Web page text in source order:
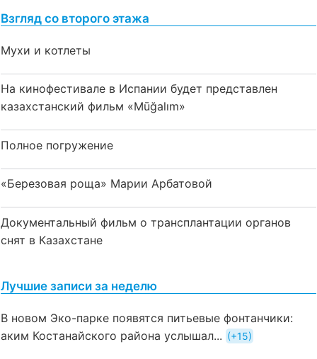
Взгляд со второго этажа
Мухи и котлеты
На кинофестивале в Испании будет представлен
казахстанский фильм «Mūğalım»
Полное погружение
«Березовая роща» Марии Арбатовой
Документальный фильм о трансплантации органов
снят в Казахстане
Лучшие записи за неделю
В новом Эко-парке появятся питьевые фонтанчики:
аким Костанайского района услышал...
+15